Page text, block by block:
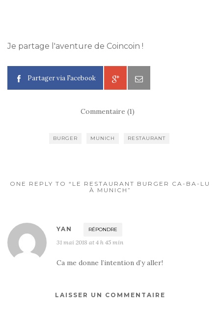
Je partage l'aventure de Coincoin !
Partager via Facebook
Commentaire (1)
BURGER MUNICH RESTAURANT
ONE REPLY TO “LE RESTAURANT BURGER CA-BA-LU
À MUNICH”
YAN RÉPONDRE
31 mai 2018 at 4 h 45 min
Ca me donne l’intention d’y aller!
LAISSER UN COMMENTAIRE